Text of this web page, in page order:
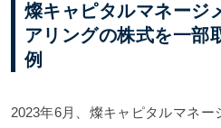
燦キャピタルマネージ
アリングの株式を一部
例
2023年6月、燦キャピタルマネー